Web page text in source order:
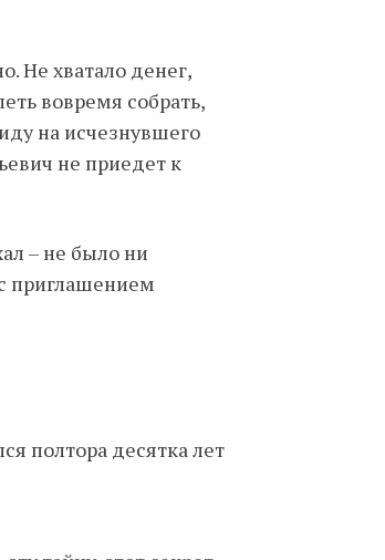
Не хватало денег,
вовремя собрать,
на исчезнувшего
не приедет к
– не было ни
приглашением
полтора десятка лет